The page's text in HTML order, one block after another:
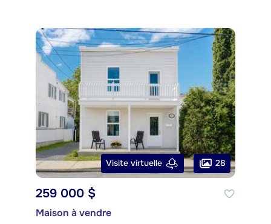
Visite virtuelle 28
259 000 $
Maison à vendre